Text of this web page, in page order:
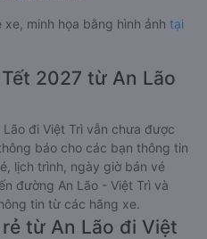
minh họa bằng hình ảnh tại
2027 từ An Lão
đi Việt Trì vẫn chưa được
báo cho các bạn thông tin
lịch trình, ngày giờ bán vé
đường An Lão - Việt Trì và
tin từ các hãng xe.
từ An Lão đi Việt